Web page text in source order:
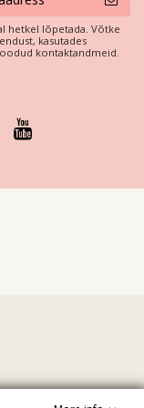
valmistatud
teie ujumisriiete
bikiinid on
kohaliku
hetkel lõpetada. Võtke
kasutades
kontaktandmeid.